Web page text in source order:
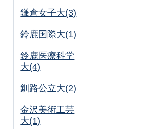
鎌倉女子大(3)
鈴鹿国際大(1)
鈴鹿医療科学
大(4)
釧路公立大(2)
金沢美術工芸
大(1)